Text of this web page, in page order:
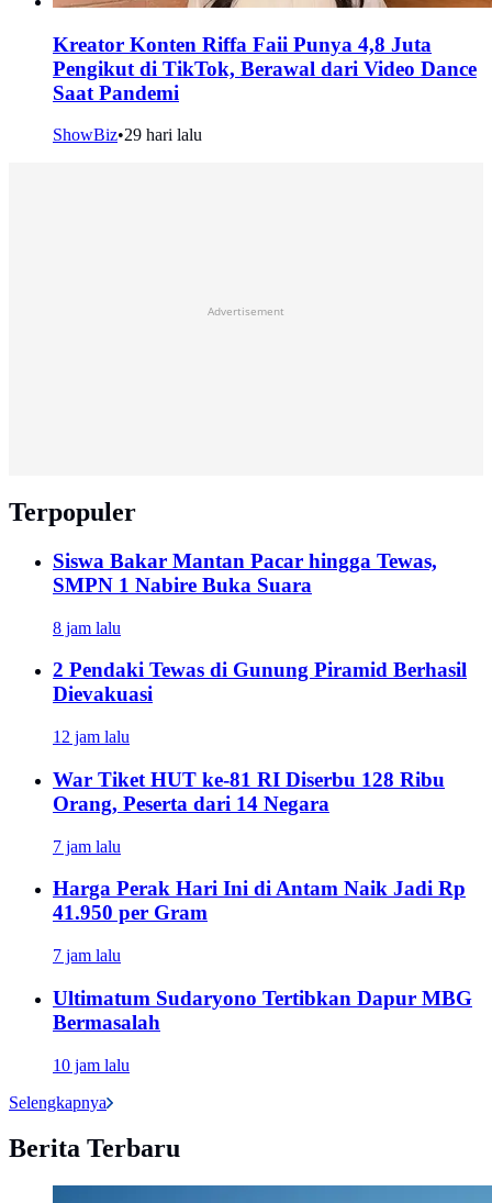
Kreator Konten Riffa Faii Punya 4,8 Juta
Pengikut di TikTok, Berawal dari Video Dance
Saat Pandemi
ShowBiz•29 hari lalu
Advertisement
Terpopuler
Siswa Bakar Mantan Pacar hingga Tewas,
SMPN 1 Nabire Buka Suara
8 jam lalu
2 Pendaki Tewas di Gunung Piramid Berhasil
Dievakuasi
12 jam lalu
War Tiket HUT ke-81 RI Diserbu 128 Ribu
Orang, Peserta dari 14 Negara
7 jam lalu
Harga Perak Hari Ini di Antam Naik Jadi Rp
41.950 per Gram
7 jam lalu
Ultimatum Sudaryono Tertibkan Dapur MBG
Bermasalah
10 jam lalu
Selengkapnya
Berita Terbaru